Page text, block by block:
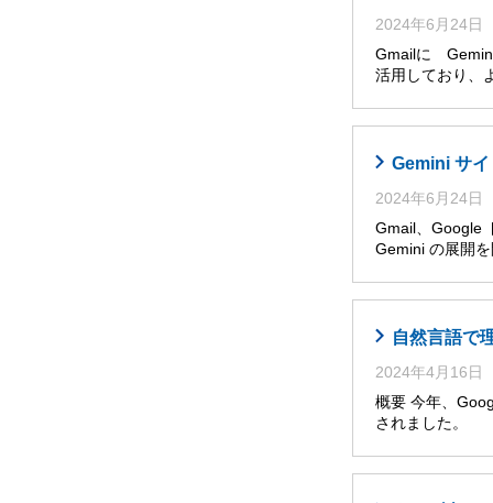
2024年6月24日
Gmailに Gemini
活用しており、
Gemini サ
2024年6月24日
Gmail、Google
Gemini の展開
自然言語で
2024年4月16日
概要 今年、
されました。